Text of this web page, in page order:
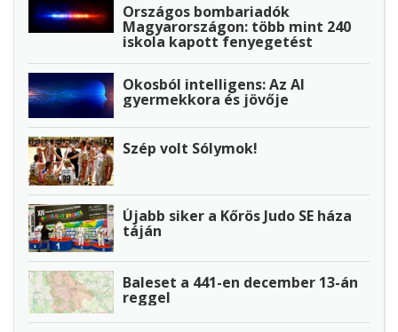
Országos bombariadók
Magyarországon: több mint 240
iskola kapott fenyegetést
Okosból intelligens: Az AI
gyermekkora és jövője
Szép volt Sólymok!
Újabb siker a Kőrös Judo SE háza
táján
Baleset a 441-en december 13-án
reggel